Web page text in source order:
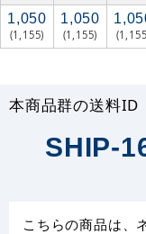
1,050
(1,155)
1,050
(1,155)
本商品群の送料ID
SHIP-
こちらの商品は、